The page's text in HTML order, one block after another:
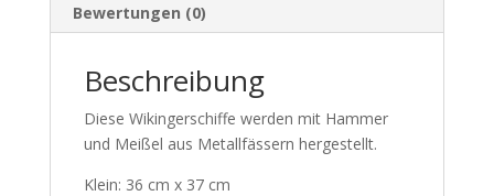
Bewertungen (0)
Beschreibung
Diese Wikingerschiffe werden mit Hammer
und Meißel aus Metallfässern hergestellt.
Klein: 36 cm x 37 cm